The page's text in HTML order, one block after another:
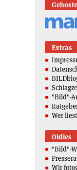
Extras
"Bild"-
Wer
Oldies
"Bild"-
Wir